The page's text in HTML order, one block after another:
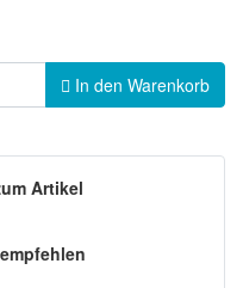
In den Warenkorb
Artikel